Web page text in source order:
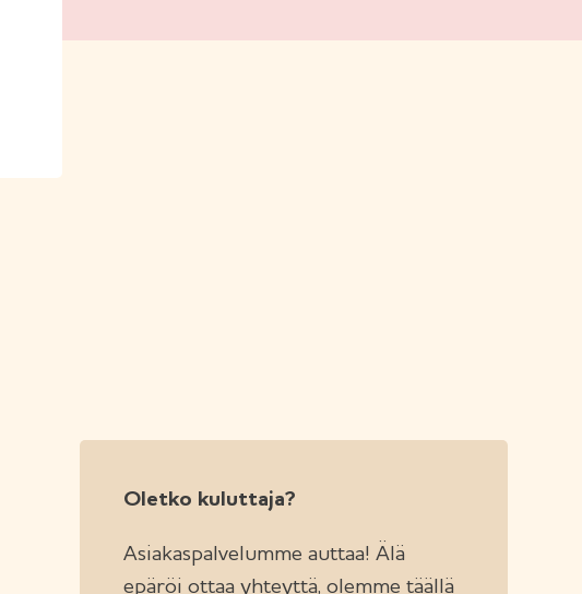
Oletko kuluttaja?
Asiakaspalvelumme auttaa! Älä
epäröi ottaa yhteyttä, olemme täällä